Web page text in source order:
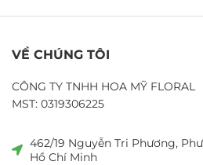
VỀ CHÚNG TÔI
CÔNG TY TNHH HOA MỸ FLORAL
MST: 0319306225
462/19 Nguyễn Tri Phương,
Hồ Chí Minh